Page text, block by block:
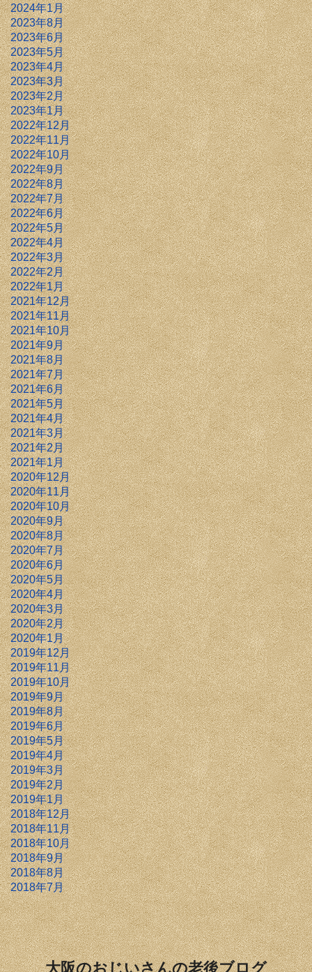
2024年1月
2023年8月
2023年6月
2023年5月
2023年4月
2023年3月
2023年2月
2023年1月
2022年12月
2022年11月
2022年10月
2022年9月
2022年8月
2022年7月
2022年6月
2022年5月
2022年4月
2022年3月
2022年2月
2022年1月
2021年12月
2021年11月
2021年10月
2021年9月
2021年8月
2021年7月
2021年6月
2021年5月
2021年4月
2021年3月
2021年2月
2021年1月
2020年12月
2020年11月
2020年10月
2020年9月
2020年8月
2020年7月
2020年6月
2020年5月
2020年4月
2020年3月
2020年2月
2020年1月
2019年12月
2019年11月
2019年10月
2019年9月
2019年8月
2019年6月
2019年5月
2019年4月
2019年3月
2019年2月
2019年1月
2018年12月
2018年11月
2018年10月
2018年9月
2018年8月
2018年7月
大阪のおじいさんの老後ブログ